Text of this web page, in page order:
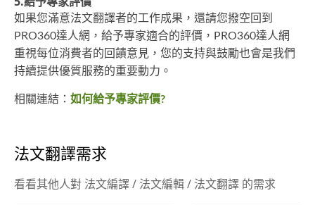
如果您滿意法文翻譯者的工作成果，還請您撥空回到
PRO360達人網，給予專家適合的評價，PRO360達人網
重視每位消費者的回饋意見，您的支持與鼓勵也會是我們
持續提供優質服務的重要動力。
相關連結： 如何給予專家評價?
法文翻譯需求
看看其他人對 法文編譯 / 法文編輯 / 法文翻譯 的需求